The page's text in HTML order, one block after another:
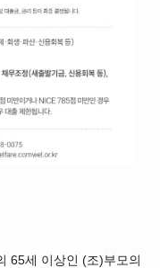
65세 이상인 (조)부모의